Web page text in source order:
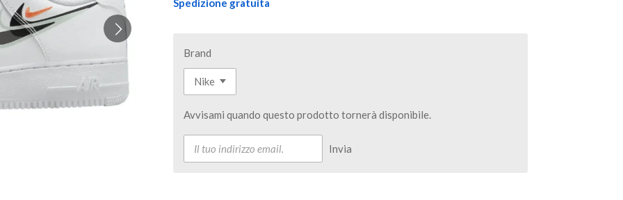
Spedizione gratuita
Brand
Avvisami quando questo prodotto tornerà disponibile.
Invia